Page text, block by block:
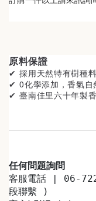
原料保證
✔ 採用天然特有樹種料
✔ 0化學添加，香氣自
✔ 臺南佳里六十年製
任何問題詢問
客服電話 | 06-
段聯繫 )